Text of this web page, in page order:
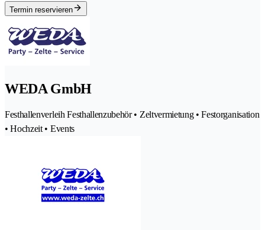
Termin reservieren
WEDA GmbH
Festhallenverleih Festhallenzubehör • Zeltvermietung • Festorganisation
• Hochzeit • Events